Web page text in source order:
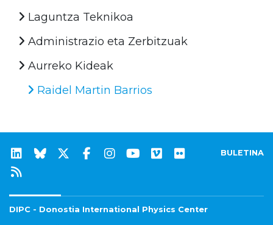
Laguntza Teknikoa
Administrazio eta Zerbitzuak
Aurreko Kideak
Raidel Martin Barrios
BULETINA
DIPC - Donostia International Physics Center